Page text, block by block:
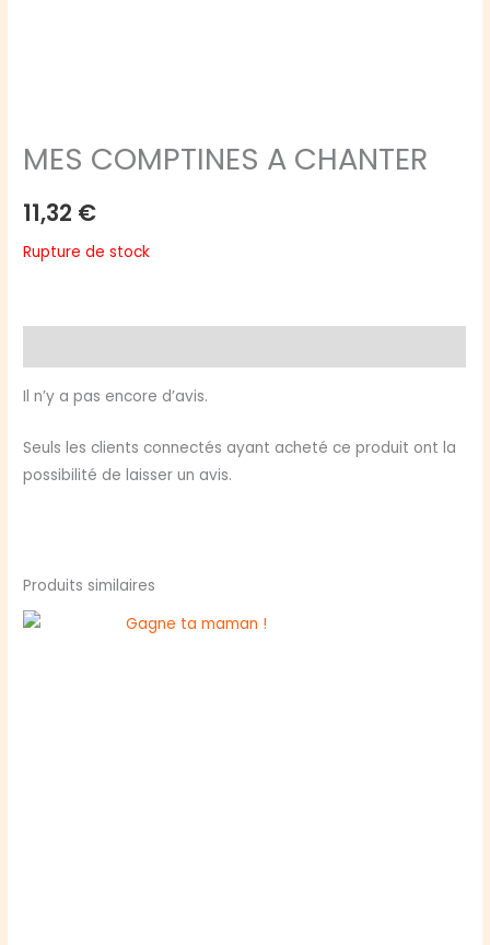
MES COMPTINES A CHANTER
11,32 €
Rupture de stock
Il n’y a pas encore d’avis.
Seuls les clients connectés ayant acheté ce produit ont la
possibilité de laisser un avis.
Produits similaires